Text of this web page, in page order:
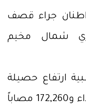
جراء قصف
شمال مخيم
ارتفاع حصيلة
ضحايا الحرب إلى 73,008 شهداء و172,260 مصاباً